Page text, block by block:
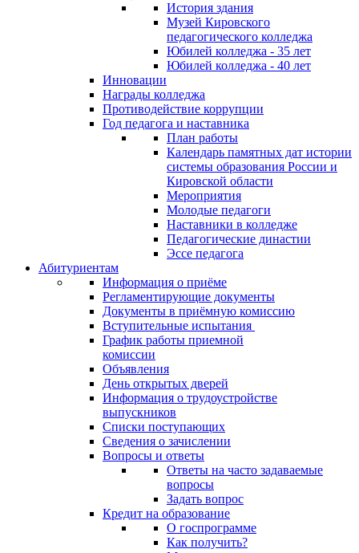
История здания
Музей Кировского
педагогического колледжа
Юбилей колледжа - 35 лет
Юбилей колледжа - 40 лет
Инновации
Награды колледжа
Противодействие коррупции
Год педагога и наставника
План работы
Календарь памятных дат истории
системы образования России и
Кировской области
Мероприятия
Молодые педагоги
Наставники в колледже
Педагогические династии
Эссе педагога
Абитуриентам
Информация о приёме
Регламентирующие документы
Документы в приёмную комиссию
Вступительные испытания
График работы приемной
комиссии
Объявления
День открытых дверей
Информация о трудоустройстве
выпускников
Списки поступающих
Сведения о зачислении
Вопросы и ответы
Ответы на часто задаваемые
вопросы
Задать вопрос
Кредит на образование
О госпрограмме
Как получить?